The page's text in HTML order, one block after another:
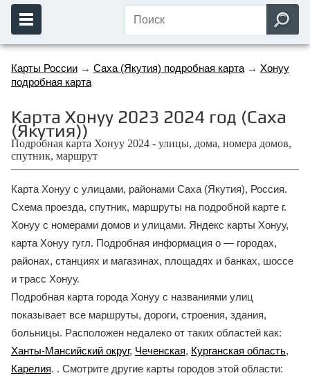
Карты России → Саха (Якутия) подробная карта → Хонуу
подробная карта
Карта Хонуу 2023 2024 год (Саха
(Якутия))
Подробная карта Хонуу 2024 - улицы, дома, номера домов,
спутник, маршрут
Карта Хонуу с улицами, районами Саха (Якутия), Россия.
Схема проезда, спутник, маршруты на подробной карте г.
Хонуу с номерами домов и улицами. Яндекс карты Хонуу,
карта Хонуу гугл. Подробная информация о — городах,
районах, станциях и магазинах, площадях и банках, шоссе
и трасс Хонуу.
Подробная карта города Хонуу с названиями улиц
показывает все маршруты, дороги, строения, здания,
больницы. Расположен недалеко от таких областей как:
Ханты-Мансийский округ, Чеченская, Курганская область,
Карелия. . Смотрите другие карты городов этой области: